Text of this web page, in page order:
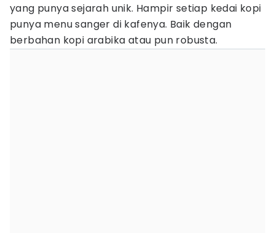
yang punya sejarah unik. Hampir setiap kedai kopi
punya menu sanger di kafenya. Baik dengan
berbahan kopi arabika atau pun robusta.